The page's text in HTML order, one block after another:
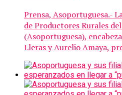
Prensa, Asoportuguesa.-
de Productores Rurales
(Asoportuguesa),
Lleras y Aurelio Amaya,